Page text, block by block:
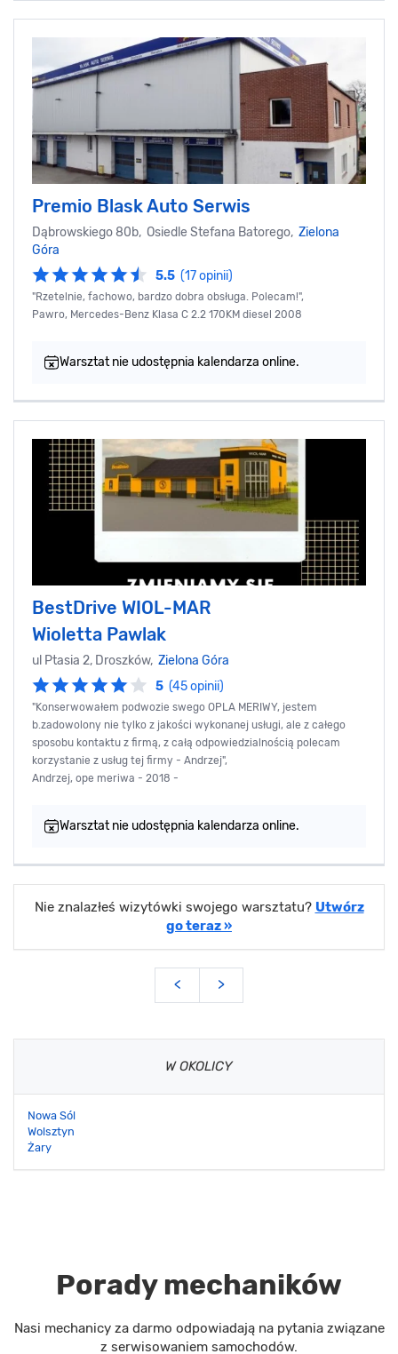
Premio Blask Auto Serwis
Dąbrowskiego 80b, Osiedle Stefana Batorego, Zielona
Góra
5.5 (17 opinii)
"Rzetelnie, fachowo, bardzo dobra obsługa. Polecam!",
Pawro, Mercedes-Benz Klasa C 2.2 170KM diesel 2008
Warsztat nie udostępnia kalendarza online.
BestDrive WIOL-MAR
Wioletta Pawlak
ul Ptasia 2, Droszków, Zielona Góra
5 (45 opinii)
"Konserwowałem podwozie swego OPLA MERIWY, jestem
b.zadowolony nie tylko z jakości wykonanej usługi, ale z całego
sposobu kontaktu z firmą, z całą odpowiedzialnością polecam
korzystanie z usług tej firmy - Andrzej",
Andrzej, ope meriwa - 2018 -
Warsztat nie udostępnia kalendarza online.
Nie znalazłeś wizytówki swojego warsztatu? Utwórz
go teraz »
< >
W OKOLICY
Nowa Sól
Wolsztyn
Żary
Porady mechaników
Nasi mechanicy za darmo odpowiadają na pytania związane
z serwisowaniem samochodów.